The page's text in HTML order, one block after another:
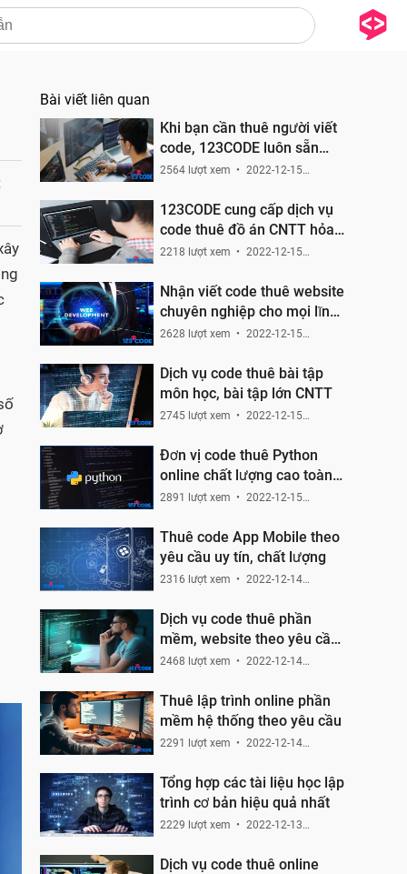
Bài viết liên quan
Khi bạn cần thuê người viết
code, 123CODE luôn sẵn
sàng phục vụ
2564 lượt xem
2022-12-15
123CODE cung cấp dịch vụ
code thuê đồ án CNTT hỏa
tốc trên toàn quốc
2218 lượt xem
2022-12-15
Nhận viết code thuê website
chuyên nghiệp cho mọi lĩnh
vực
2628 lượt xem
2022-12-15
Dịch vụ code thuê bài tập
môn học, bài tập lớn CNTT
2745 lượt xem
2022-12-15
Đơn vị code thuê Python
online chất lượng cao toàn
quốc
2891 lượt xem
2022-12-15
Thuê code App Mobile theo
yêu cầu uy tín, chất lượng
2316 lượt xem
2022-12-14
Dịch vụ code thuê phần
mềm, website theo yêu cầu
tại 123code.net
2468 lượt xem
2022-12-14
Thuê lập trình online phần
mềm hệ thống theo yêu cầu
2291 lượt xem
2022-12-14
Tổng hợp các tài liệu học lập
trình cơ bản hiệu quả nhất
2229 lượt xem
2022-12-13
Dịch vụ code thuê online